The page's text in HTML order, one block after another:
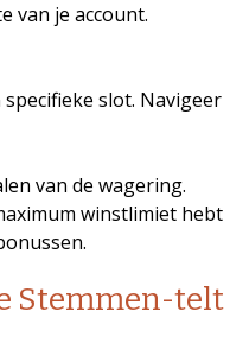
van je account.
slot. Navigeer
van de wagering.
winstlimiet hebt
Stemmen-telt